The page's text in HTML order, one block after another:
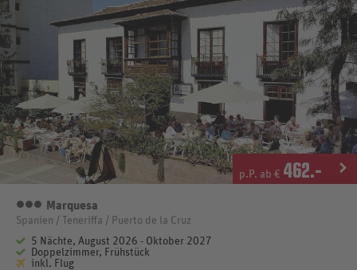
p.P. ab € 462.-
3 Sterne
Marquesa
Spanien / Teneriffa / Puerto de la Cruz
5 Nächte, August 2026 - Oktober 2027
Doppelzimmer, Frühstück
inkl. Flug